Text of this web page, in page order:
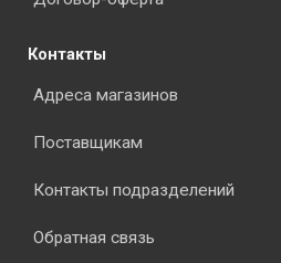
Контакты
Адреса магазинов
Поставщикам
Контакты подразделений
Обратная связь